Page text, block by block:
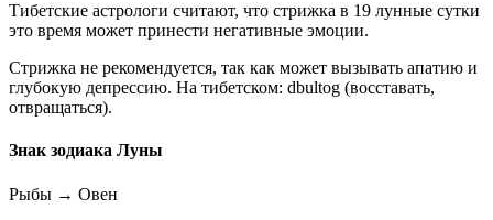
Тибетские астрологи считают, что стрижка в 19 лунные сутки
это время может принести негативные эмоции.
Стрижка не рекомендуется, так как может вызывать апатию и
глубокую депрессию. На тибетском: dbultog (восставать,
отвращаться).
Знак зодиака Луны
Рыбы → Овен